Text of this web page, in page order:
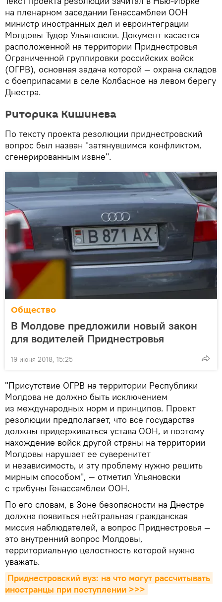
на пленарном заседании Генассамблеи ООН
министр иностранных дел и евроинтеграции
Молдовы Тудор Ульяновски. Документ касается
расположенной на территории Приднестровья
Ограниченной группировки российских войск
(ОГРВ), основная задача которой — охрана складов
с боеприпасами в селе Колбасное на левом берегу
Днестра.
Риторика Кишинева
По тексту проекта резолюции приднестровский
вопрос был назван "затянувшимся конфликтом,
сгенерированным извне".
Общество
В Молдове предложили новый закон
для водителей Приднестровья
19 июня 2018, 15:25
"Присутствие ОГРВ на территории Республики
Молдова не должно быть исключением
из международных норм и принципов. Проект
резолюции предполагает, что все государства
должны придерживаться устава ООН, и поэтому
нахождение войск другой страны на территории
Молдовы нарушает ее суверенитет
и независимость, и эту проблему нужно решить
мирным способом", — отметил Ульяновски
с трибуны Генассамблеи ООН.
По его словам, в Зоне безопасности на Днестре
должна появиться нейтральная гражданская
миссия наблюдателей, а вопрос Приднестровья —
это внутренний вопрос Молдовы,
территориальную целостность которой нужно
уважать.
Приднестровский вуз: на что могут рассчитывать
иностранцы при поступлении >>>